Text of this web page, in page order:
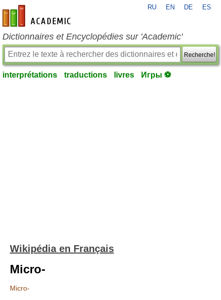
fr-academic.com
RU EN DE ES
Dictionnaires et Encyclopédies sur 'Academic'
Recherche!
interprétations traductions livres Игры ⚽
Wikipédia en Français
Micro-
Micro-